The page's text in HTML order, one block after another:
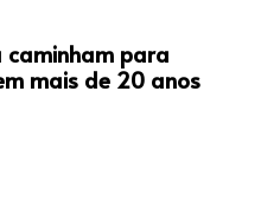
caminham para
mais de 20 anos